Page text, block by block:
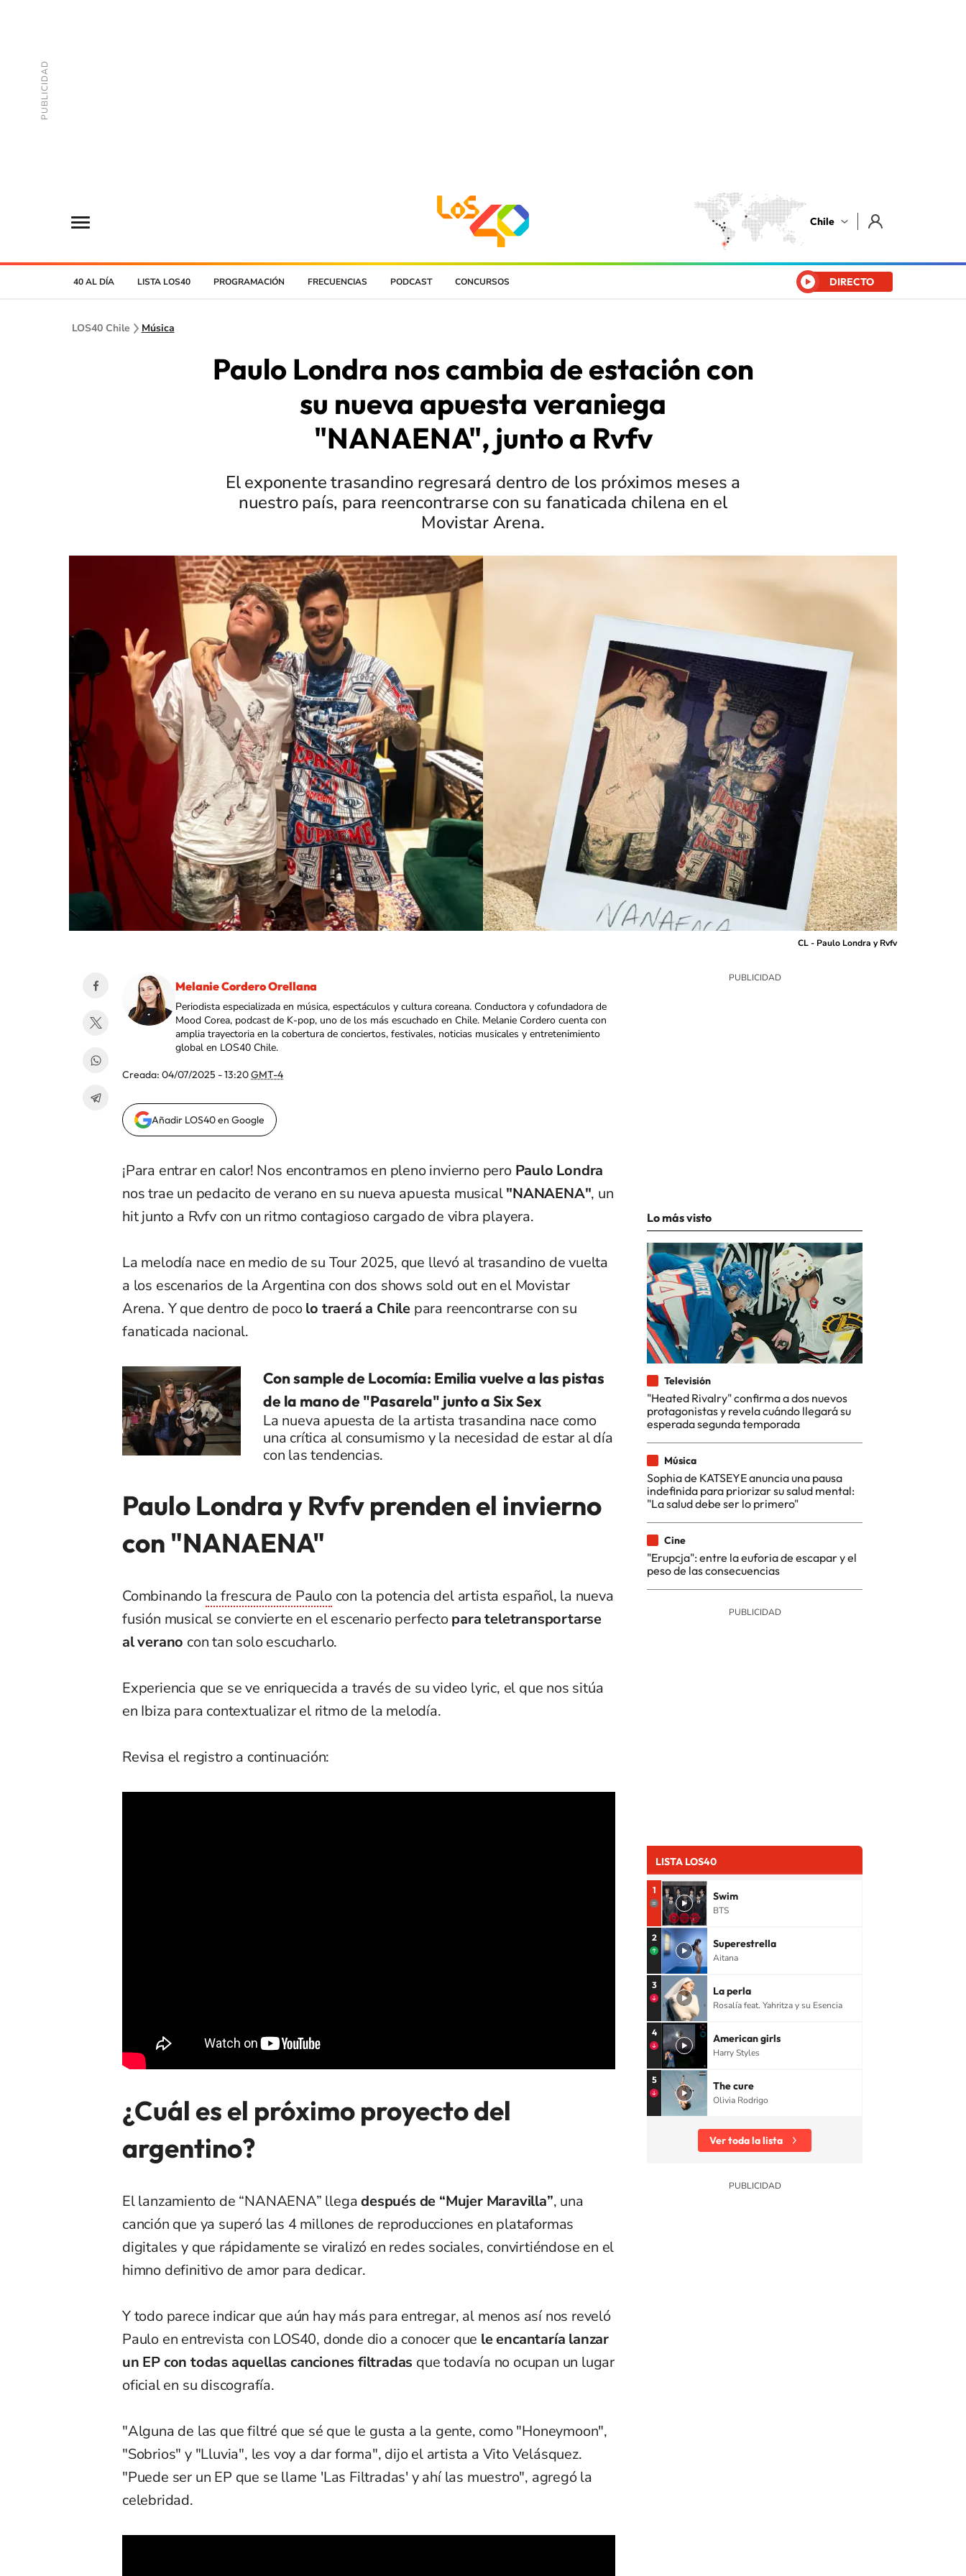
Chile
40 AL DÍA LISTA LOS40 PROGRAMACIÓN FRECUENCIAS PODCAST CONCURSOS DIRECTO
LOS40 Chile Música
Paulo Londra nos cambia de estación con
su nueva apuesta veraniega
"NANAENA", junto a Rvfv
El exponente trasandino regresará dentro de los próximos meses a
nuestro país, para reencontrarse con su fanaticada chilena en el
Movistar Arena.
CL - Paulo Londra y Rvfv
Melanie Cordero Orellana
Periodista especializada en música, espectáculos y cultura coreana. Conductora y cofundadora de
Mood Corea, podcast de K-pop, uno de los más escuchado en Chile. Melanie Cordero cuenta con
amplia trayectoria en la cobertura de conciertos, festivales, noticias musicales y entretenimiento
global en LOS40 Chile.
Creada: 04/07/2025 - 13:20GMT-4
Añadir LOS40 en Google
¡Para entrar en calor! Nos encontramos en pleno invierno pero Paulo Londra
nos trae un pedacito de verano en su nueva apuesta musical"NANAENA", un
hit junto a Rvfv con un ritmo contagioso cargado de vibra playera.
La melodía nace en medio de su Tour 2025, que llevó al trasandino de vuelta
a los escenarios de la Argentina con dos shows sold out en el Movistar
Arena. Y que dentro de pocolo traerá a Chile para reencontrarse con su
fanaticada nacional.
Con sample de Locomía: Emilia vuelve a las pistas
de la mano de "Pasarela" junto a Six Sex
La nueva apuesta de la artista trasandina nace como
una crítica al consumismo y la necesidad de estar al día
con las tendencias.
Paulo Londra y Rvfv prenden el invierno
con "NANAENA"
Combinando la frescura de Paulocon la potencia del artista español, la nueva
fusión musical se convierte en el escenario perfectopara teletransportarse
al verano con tan solo escucharlo.
Experiencia que se ve enriquecida a través de su video lyric, el que nos sitúa
en Ibiza para contextualizar el ritmo de la melodía.
Revisa el registro a continuación:
¿Cuál es el próximo proyecto del
argentino?
El lanzamiento de “NANAENA” llegadespués de “Mujer Maravilla”, una
canción que ya superó las 4 millones de reproducciones en plataformas
digitales y que rápidamente se viralizó en redes sociales, convirtiéndose en el
himno definitivo de amor para dedicar.
Y todo parece indicar que aún hay más para entregar, al menos así nos reveló
Paulo en entrevista con LOS40, donde dio a conocer que le encantaría lanzar
un EP con todas aquellas canciones filtradas que todavía no ocupan un lugar
oficial en su discografía.
"Alguna de las que filtré que sé que le gusta a la gente, como "Honeymoon",
"Sobrios" y "Lluvia", les voy a dar forma", dijo el artista a Vito Velásquez.
"Puede ser un EP que se llame 'Las Filtradas' y ahí las muestro", agregó la
celebridad.
Lo más visto
Televisión
"Heated Rivalry" confirma a dos nuevos
protagonistas y revela cuándo llegará su
esperada segunda temporada
Música
Sophia de KATSEYE anuncia una pausa
indefinida para priorizar su salud mental:
"La salud debe ser lo primero"
Cine
"Erupcja": entre la euforia de escapar y el
peso de las consecuencias
LISTA LOS40
1 Swim
BTS
2 Superestrella
Aitana
3 La perla
Rosalía feat. Yahritza y su Esencia
4 American girls
Harry Styles
5 The cure
Olivia Rodrigo
Ver toda la lista